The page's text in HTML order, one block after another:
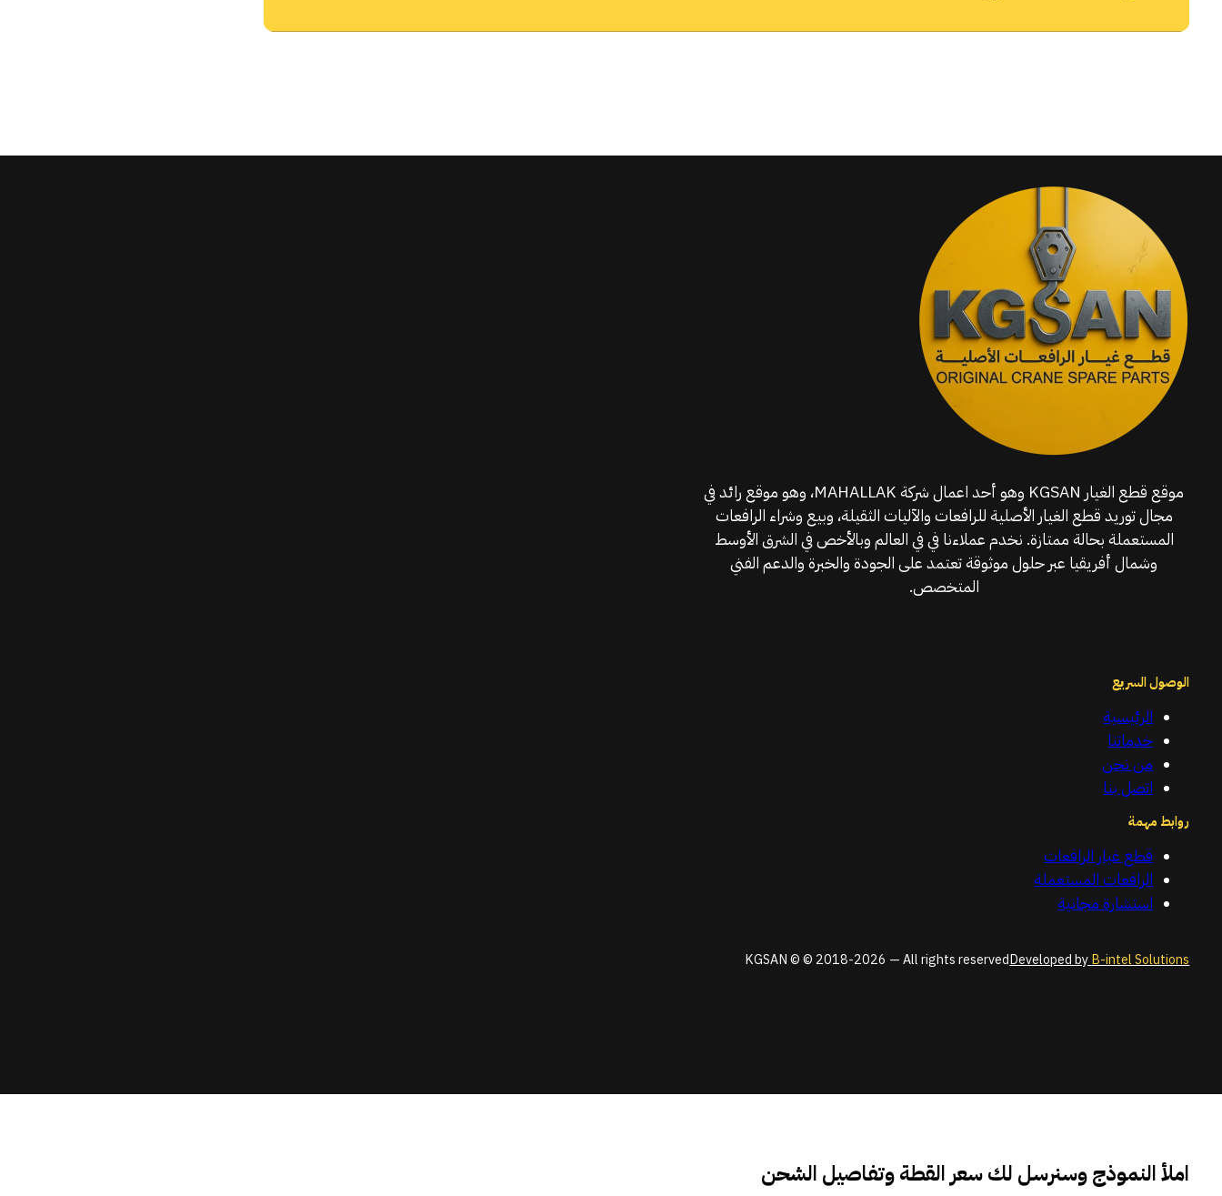
موقع قطع الغيار KGSAN وهو أحد اعمال شركة MAHALLAK، وهو موقع رائد في
مجال توريد قطع الغيار الأصلية للرافعات والآليات الثقيلة، وبيع وشراء الرافعات
المستعملة بحالة ممتازة. نخدم عملاءنا في في العالم وبالأخص في الشرق الأوسط
وشمال أفريقيا عبر حلول موثوقة تعتمد على الجودة والخبرة والدعم الفني
المتخصص.
الوصول السريع
الرئيسية
خدماتنا
من نحن
اتصل بنا
روابط مهمة
قطع غيار الرافعات
الرافعات المستعملة
استشارة مجانية
KGSAN © © 2018-2026 — All rights reservedDeveloped byB-intel Solutions
املأ النموذج وسنرسل لك سعر القطة وتفاصيل الشحن